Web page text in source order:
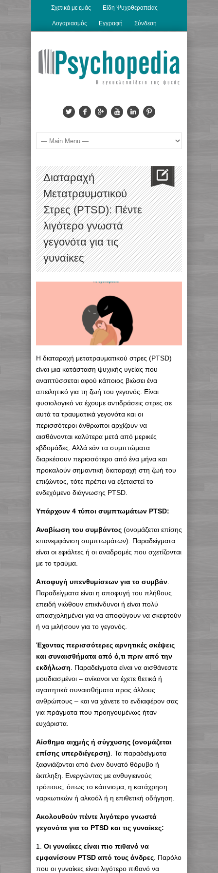
Σχετικά με εμάς Είδη Ψυχοθεραπείας
Λογαριασμός Εγγραφή Σύνδεση
Διαταραχή
Μετατραυματικού
Στρες (PTSD): Πέντε
λιγότερο γνωστά
γεγονότα για τις
γυναίκες
Η διαταραχή μετατραυματικού στρες (PTSD)
είναι μια κατάσταση ψυχικής υγείας που
αναπτύσσεται αφού κάποιος βιώσει ένα
απειλητικό για τη ζωή του γεγονός. Είναι
φυσιολογικό να έχουμε αντιδράσεις στρες σε
αυτά τα τραυματικά γεγονότα και οι
περισσότεροι άνθρωποι αρχίζουν να
αισθάνονται καλύτερα μετά από μερικές
εβδομάδες. Αλλά εάν τα συμπτώματα
διαρκέσουν περισσότερο από ένα μήνα και
προκαλούν σημαντική διαταραχή στη ζωή του
επιζώντος, τότε πρέπει να εξεταστεί το
ενδεχόμενο διάγνωσης PTSD.
Υπάρχουν 4 τύποι συμπτωμάτων PTSD:
Αναβίωση του συμβάντος (ονομάζεται επίσης
επανεμφάνιση συμπτωμάτων). Παραδείγματα
είναι οι εφιάλτες ή οι αναδρομές που σχετίζονται
με το τραύμα.
Αποφυγή υπενθυμίσεων για το συμβάν
Παραδείγματα είναι η αποφυγή του πλήθους
επειδή νιώθουν επικίνδυνοι ή είναι πολύ
απασχολημένοι για να αποφύγουν να σκεφτούν
ή να μιλήσουν για το γεγονός.
Έχοντας περισσότερες αρνητικές σκέψεις
και συναισθήματα από ό,τι πριν από την
εκδήλωση . Παραδείγματα είναι να αισθάνεστε
μουδιασμένοι – ανίκανοι να έχετε θετικά ή
αγαπητικά συναισθήματα προς άλλους
ανθρώπους – και να χάνετε το ενδιαφέρον σας
για πράγματα που προηγουμένως ήταν
ευχάριστα.
Αίσθημα αιχμής ή σύγχυσης (ονομάζεται
επίσης υπερδιέγερση) . Τα παραδείγματα
ξαφνιάζονται από έναν δυνατό θόρυβο ή
έκπληξη. Ενεργώντας με ανθυγιεινούς
τρόπους, όπως το κάπνισμα, η κατάχρηση
ναρκωτικών ή αλκοόλ ή η επιθετική οδήγηση.
Ακολουθούν πέντε λιγότερο γνωστά
γεγονότα για το PTSD και τις γυναίκες:
1. Οι γυναίκες είναι πιο πιθανό να
εμφανίσουν PTSD από τους άνδρες . Παρόλο
που οι γυναίκες είναι λιγότερο πιθανό να